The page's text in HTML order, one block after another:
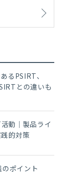
るPSIRT、
との違いも
動｜製品ライ
的対策
ポイント